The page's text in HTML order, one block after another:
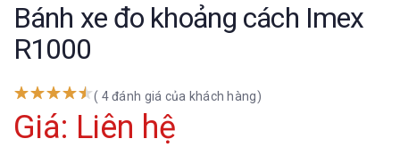
Bánh xe đo khoảng cách Imex
R1000
( 4 đánh giá của khách hàng)
Giá: Liên hệ